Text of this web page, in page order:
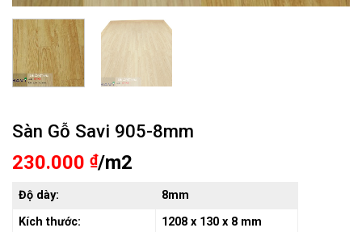
Sàn Gỗ Savi 905-8mm
230.000 ₫/m2
Độ dày:
8mm
Kích thước:
1208 x 130 x 8 mm